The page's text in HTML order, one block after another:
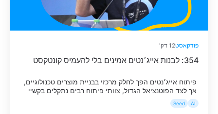
פודקאסט12 דק'
354: לבנות אייג׳נטים אמינים בלי להעמיס קונטקסט
פיתוח אייג׳נטים הפך לחלק מרכזי בבניית מוצרים טכנולוגיים,
אך לצד הפוטנציאל הגדול, צוותי פיתוח רבים נתקלים בקשיי
אמינות ובעלויות גבוהות. כדי לגרום לאייגנט לבצע משימות
מורכבות, הנטייה הטבעית היא להעמיס עליו כמה שיותר
AI
Seed